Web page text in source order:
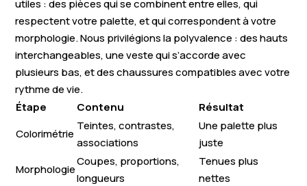
Villé
Andlau
Oberhaslach Krautergersheim
Zutzendorf
Hangenbieten
Woerth
Niederhausbergen
Seebach
Westhouse Rohrwiller
utiles : des pièces qui se combinent entre elles, qui
respectent votre palette, et qui correspondent à votre
morphologie. Nous privilégions la polyvalence : des hauts
interchangeables, une veste qui s’accorde avec
plusieurs bas, et des chaussures compatibles avec votre
rythme de vie.
Étape
Contenu
Résultat
Colorimétrie
Teintes, contrastes,
associations
Une palette plus
juste
Morphologie
Coupes, proportions,
longueurs
Tenues plus
nettes